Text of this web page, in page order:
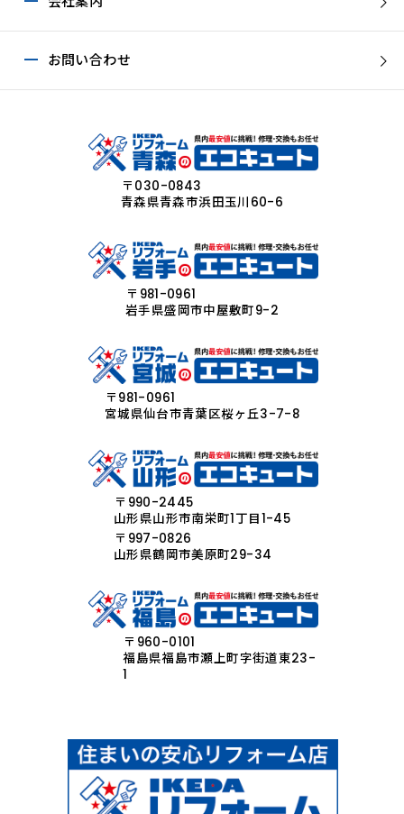
お問い合わせ
〒030-0843
青森県青森市浜田玉川60-6
〒981-0961
岩手県盛岡市中屋敷町9-2
〒981-0961
宮城県仙台市青葉区桜ヶ丘3-7-8
〒990-2445
山形県山形市南栄町1丁目1-45
〒997-0826
山形県鶴岡市美原町29-34
〒960-0101
福島県福島市瀬上町字街道東23-
1